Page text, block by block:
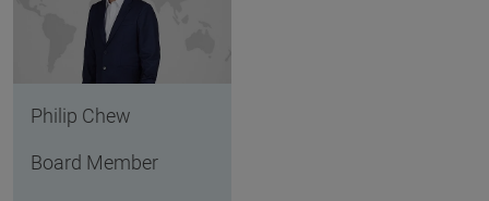
Philip Chew
Board Member